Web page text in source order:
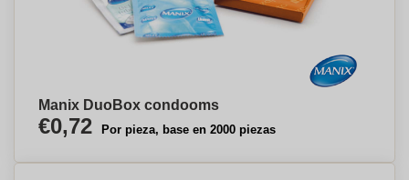
Manix DuoBox condooms
€0,72 Por pieza, base en 2000 piezas